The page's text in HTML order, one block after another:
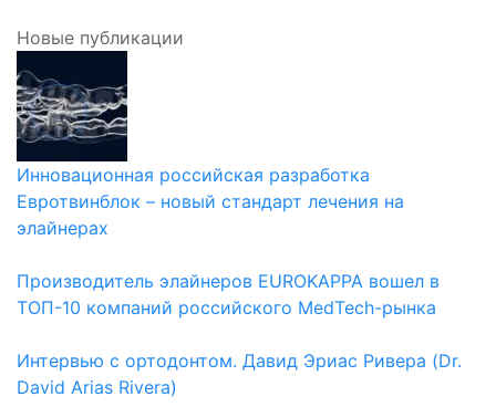
Новые публикации
Инновационная российская разработка
Евротвинблок – новый стандарт лечения на
элайнерах
Производитель элайнеров EUROKAPPA вошел в
ТОП-10 компаний российского MedTech-рынка
Интервью с ортодонтом. Давид Эриас Ривера (Dr.
David Arias Rivera)